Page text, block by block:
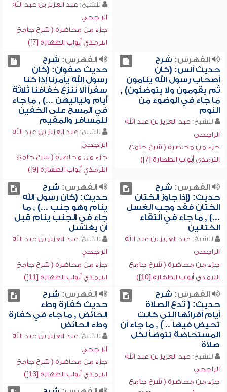
للشيخ: عبد العزيز بن عبد الله
الراجحي
جزء من محاضرة ( شرح جامع
الترمذي أبواب الطهارة [7])
الفهرس: شرح
حديث أنس: (كان
أصحاب رسول الله ينامون
ثم يقومون ولا يتوضئون) ,
ما جاء في الوضوء من
النوم
للشيخ: عبد العزيز بن عبد الله
الراجحي
جزء من محاضرة ( شرح جامع
الترمذي أبواب الطهارة [7])
الفهرس: شرح
حديث صفوان: (كان
رسول الله يأمرنا إذا كنا
سفراً ألا ننزع خفافنا ثلاثة
أيام ولياليهن ...) , ما جاء
في المسح على الخفين
للمسافر والمقيم
للشيخ: عبد العزيز بن عبد الله
الراجحي
جزء من محاضرة ( شرح جامع
الترمذي أبواب الطهارة [9])
الفهرس: شرح
حديث: (إذا جاوز الختان
الختان فقد وجب الغسل
...) , ما جاء في التقاء
الختانين
للشيخ: عبد العزيز بن عبد الله
الراجحي
جزء من محاضرة ( شرح جامع
الترمذي أبواب الطهارة [10])
الفهرس: شرح
حديث: (كان رسول الله
ينام وهو جنب ...) , ما
جاء في الجنب ينام قبل
أن يغتسل
للشيخ: عبد العزيز بن عبد الله
الراجحي
جزء من محاضرة ( شرح جامع
الترمذي أبواب الطهارة [11])
الفهرس: شرح
حديث: ( تدع الصلاة
أيام أقرائها التي كانت
تحيض فيها .. ) , ما جاء أن
المستحاضة تتوضأ لكل
صلاة
للشيخ: عبد العزيز بن عبد الله
الراجحي
جزء من محاضرة ( شرح جامع
الفهرس: شرح
حديث كفارة وطء
الحائض , ما جاء في كفارة
وطء الحائض
للشيخ: عبد العزيز بن عبد الله
الراجحي
جزء من محاضرة ( شرح جامع
الترمذي أبواب الطهارة [13])